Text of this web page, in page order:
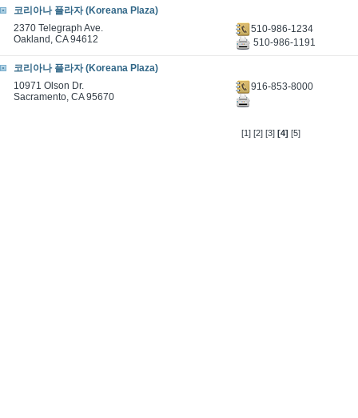
코리아나 플라자 (Koreana Plaza)
2370 Telegraph Ave.
Oakland, CA 94612
510-986-1234
510-986-1191
코리아나 플라자 (Koreana Plaza)
10971 Olson Dr.
Sacramento, CA 95670
916-853-8000
[1] [2] [3] [4] [5]